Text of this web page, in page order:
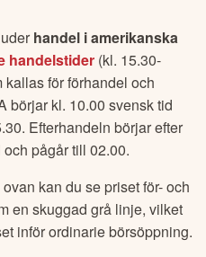
handel i amerikanska
handelstider (kl. 15.30-
för förhandel och
börjar kl. 10.00 svensk tid
Efterhandeln börjar efter
pågår till 02.00.
kan du se priset för- och
en skuggad grå linje, vilket
inför ordinarie börsöppning.